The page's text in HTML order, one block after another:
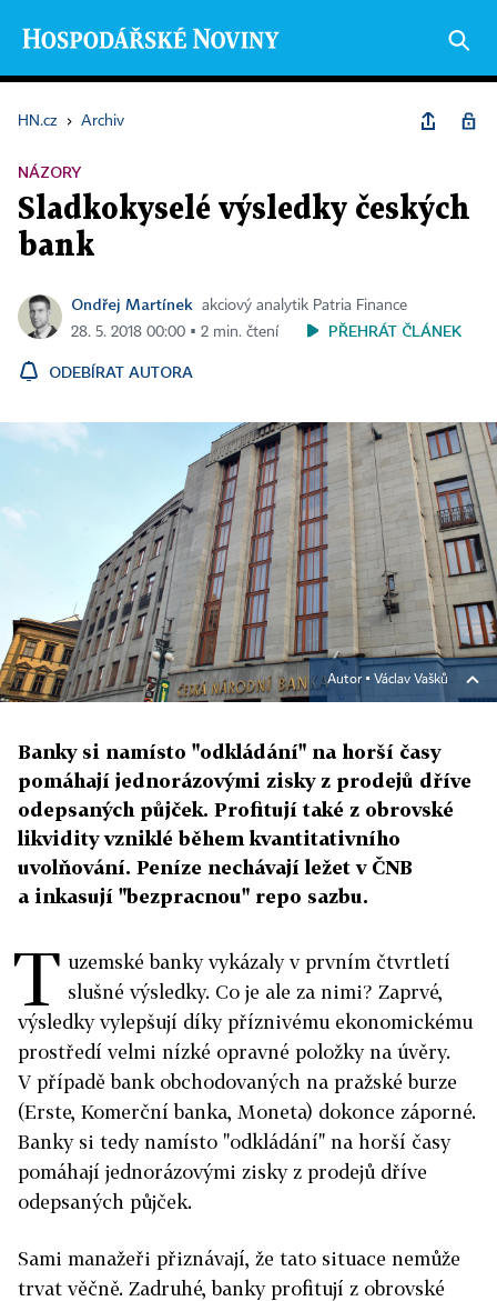
HN.cz › Archiv
NÁZORY
Sladkokyselé výsledky českých
bank
Ondřej Martínek
akciový analytik Patria Finance
28. 5. 2018 00:00 ▪ 2 min. čtení
PŘEHRÁT ČLÁNEK
ODEBÍRAT AUTORA
Autor ▪ Václav Vašků
Banky si namísto "odkládání" na horší časy
pomáhají jednorázovými zisky z prodejů dříve
odepsaných půjček. Profitují také z obrovské
likvidity vzniklé během kvantitativního
uvolňování. Peníze nechávají ležet v ČNB
a inkasují "bezpracnou" repo sazbu.
T uzemské banky vykázaly v prvním čtvrtletí
slušné výsledky. Co je ale za nimi? Zaprvé,
výsledky vylepšují díky příznivému ekonomickému
prostředí velmi nízké opravné položky na úvěry.
V případě bank obchodovaných na pražské burze
(Erste, Komerční banka, Moneta) dokonce záporné.
Banky si tedy namísto "odkládání" na horší časy
pomáhají jednorázovými zisky z prodejů dříve
odepsaných půjček.
Sami manažeři přiznávají, že tato situace nemůže
trvat věčně. Zadruhé, banky profitují z obrovské